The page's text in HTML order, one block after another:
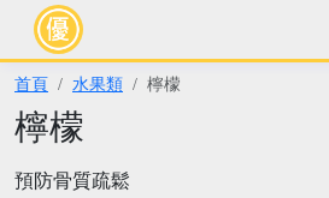
首頁 水果類 檸檬
檸檬
預防骨質疏鬆